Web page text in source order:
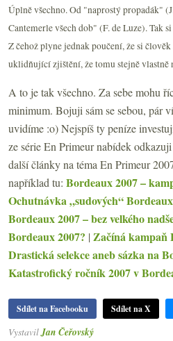
Úplně všechno. Od "naprostý propadák"
Cantemerle všech dob" (F. de Luze). Tak
Z čehož plyne jednak poučení, že si
uklidňující zjištění, že tomu stejně vlastně
A to je tak všechno. Za sebe mohu
minimum. Bojuji sám se sebou, pár
uvidíme :o) Nejspíš ty peníze
ze série En Primeur nabídek
další články na téma En Primeur
například tu: Bordeaux 2007 –
Ochutnávka „sudových“
Bordeaux 2007 – bez velkého
Bordeaux 2007? | Začíná kampaň
Drastická selekce aneb sázka na
Katastrofický ročník 2007 v
Sdílet na Facebooku Sdílet na X
Vystavil Jan Čeřovský